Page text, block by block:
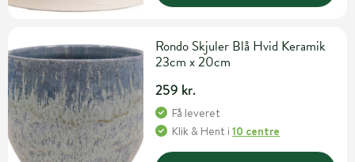
Rondo Skjuler Blå Hvid Keramik
23cm x 20cm
259 kr.
Få leveret
Klik & Hent i10 centre